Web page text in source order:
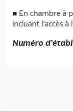
En chambre à
incluant l’accès à
Numéro